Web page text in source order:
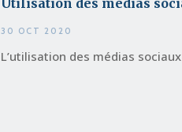
30 OCT 2020
L’utilisation des médias